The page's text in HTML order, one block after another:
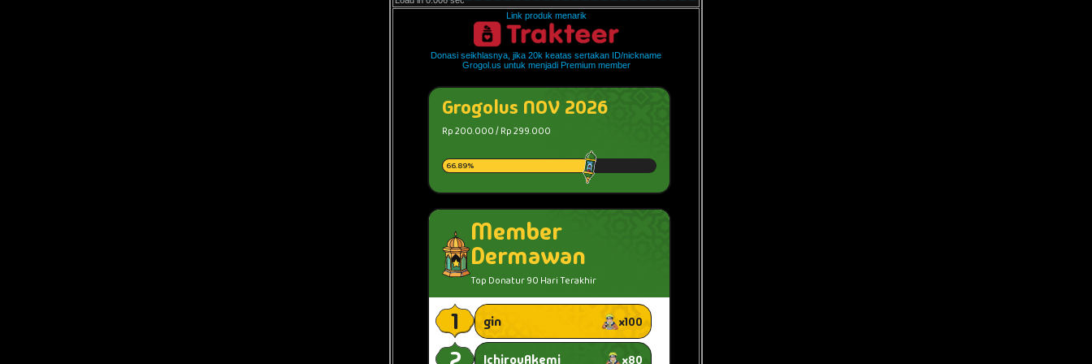
Link produk menarik
Donasi seikhlasnya, jika 20k keatas sertakan ID/nickname
Grogol.us untuk menjadi Premium member